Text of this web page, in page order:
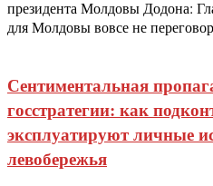
президента Молдовы Додона:
для Молдовы вовсе не
Сентиментальная
госстратегии: как
эксплуатируют личные
левобережья